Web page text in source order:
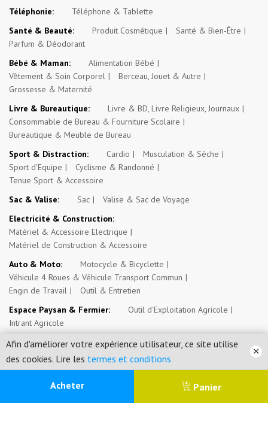
Acheter Panier
Afin d'améliorer votre expérience utilisateur, ce site utilise
des cookies. Lire les termes et conditions
Téléphonie:
Téléphone & Tablette
Santé & Beauté:
Produit Cosmétique
Santé & Bien-Être
Parfum & Déodorant
Bébé & Maman:
Alimentation Bébé
Vêtement & Soin Corporel
Berceau, Jouet & Autre
Grossesse & Maternité
Livre & Bureautique:
Livre & BD, Livre Religieux, Journaux
Consommable de Bureau & Fourniture Scolaire
Bureautique & Meuble de Bureau
Sport & Distraction:
Cardio
Musculation & Sèche
Sport d'Equipe
Cyclisme & Randonné
Tenue Sport & Accessoire
Sac & Valise:
Sac
Valise & Sac de Voyage
Electricité & Construction:
Matériel & Accessoire Electrique
Matériel de Construction & Accessoire
Auto & Moto:
Motocycle & Bicyclette
Véhicule 4 Roues & Véhicule Transport Commun
Engin de Travail
Outil & Entretien
Espace Paysan & Fermier:
Outil d'Exploitation Agricole
Intrant Agricole
Evénement, Opportunité & Autres Annonces:
Evénement
Emploi, Stage & Bourse
Immobilier
Mossosouk.com SARL © 2026. Tous droits réservés.